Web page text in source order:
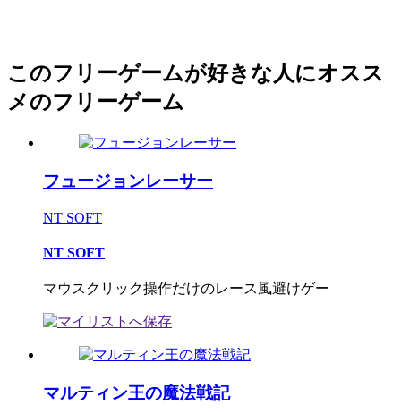
このフリーゲームが好きな人にオスス
メのフリーゲーム
フュージョンレーサー
NT SOFT
NT SOFT
マウスクリック操作だけのレース風避けゲー
マルティン王の魔法戦記